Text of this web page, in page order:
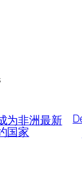
为非洲最新
国家